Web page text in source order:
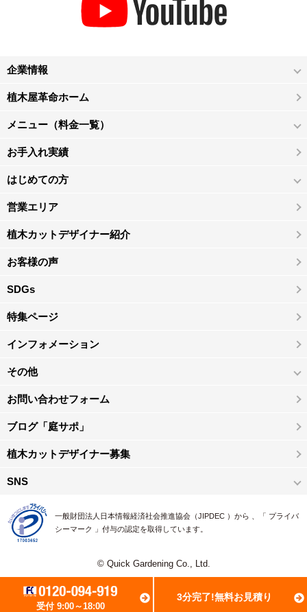
受付 9:00～18:00
3分完了!無料お見積り
企業情報
植木屋革命ホーム
メニュー（料金一覧）
お手入れ実績
はじめての方
営業エリア
植木カットデザイナー紹介
お客様の声
SDGs
特集ページ
インフォメーション
その他
お問い合わせフォーム
ブログ「庭サポ」
植木カットデザイナー募集
SNS
一般財団法人日本情報経済社会推進協会（JIPDEC ）から 、「 プライバ
シーマーク 」付与の認定を取得しています。
© Quick Gardening Co., Ltd.